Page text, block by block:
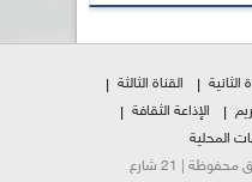
الثانية
القناة الثالثة
الإذاعة الثقافة
المحلية
© 2026 الإذاعة الجزائرية. كل الحقوق محفوظة | 21 شارع